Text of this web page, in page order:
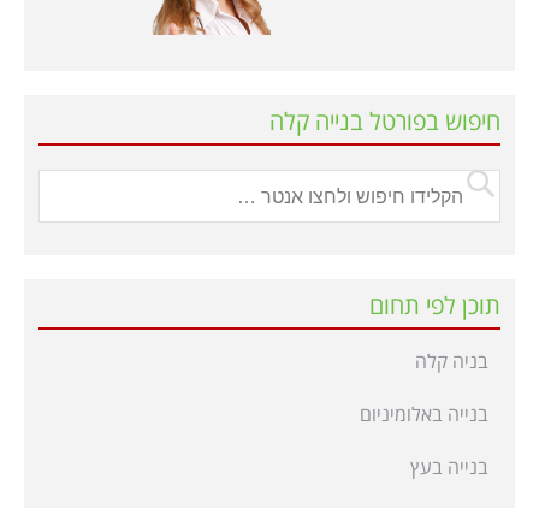
חיפוש בפורטל בנייה קלה
תוכן לפי תחום
בניה קלה
בנייה באלומיניום
בנייה בעץ